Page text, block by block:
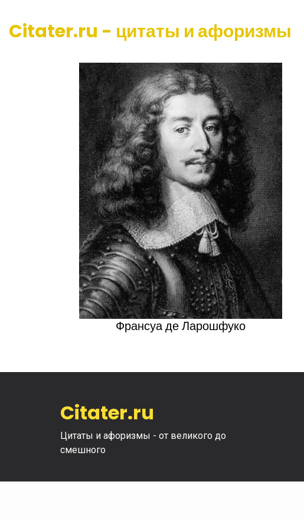
Citater.ru - цитаты и афоризмы
Франсуа де Ларошфуко
Citater.ru
Цитаты и афоризмы - от великого до
смешного